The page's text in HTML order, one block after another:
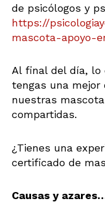
de psicólogos y
https://
mascota-apoyo-
Al final del día, lo
tengas una mejor
nuestras
compartidas.
¿Tienes una
certificado de
Causas y